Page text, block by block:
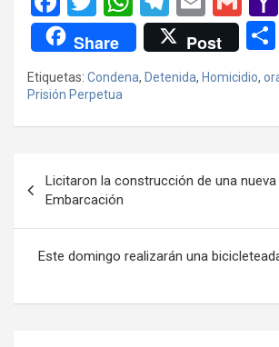
a
ce
b
o
k
wi
tt
er
h
at
s
A
p
el
e
gr
a
m
ail
m
ail
Share Post
Etiquetas: Condena, Detenida, Homicidio,
Prisión Perpetua
de
entradas
Licitaron la construcción de una
Embarcación
Este domingo realizarán una